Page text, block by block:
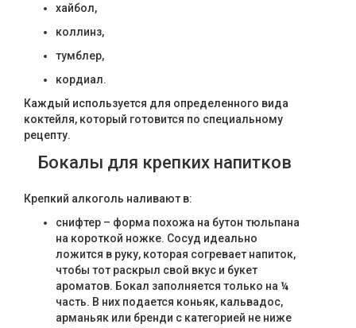
хайбол,
коллинз,
тумблер,
кордиал.
Каждый используется для определенного вида
коктейля, который готовится по специальному
рецепту.
Бокалы для крепких напитков
Крепкий алкоголь наливают в:
снифтер – форма похожа на бутон тюльпана
на короткой ножке. Сосуд идеально
ложится в руку, которая согревает напиток,
чтобы тот раскрыл свой вкус и букет
ароматов. Бокал заполняется только на ¼
часть. В них подается коньяк, кальвадос,
арманьяк или бренди с категорией не ниже